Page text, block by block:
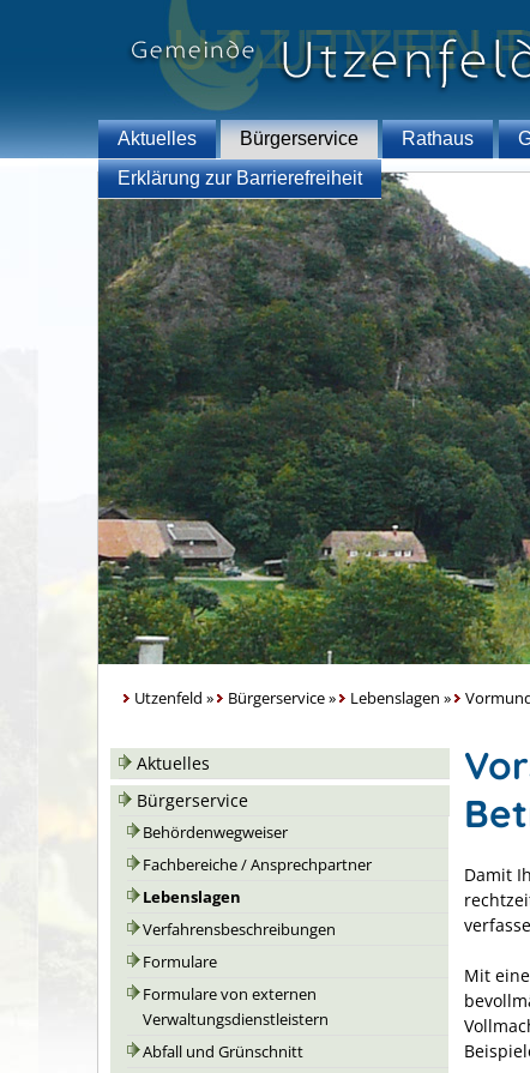
Aktuelles Bürgerservice Rathaus
Erklärung zur Barrierefreiheit
Utzenfeld » Bürgerservice» Lebenslagen »
Aktuelles
Bürgerservice
Behördenwegweiser
Fachbereiche / Ansprechpartner
Lebenslagen
Verfahrensbeschreibungen
Formulare
Formulare von externen
Verwaltungsdienstleistern
Abfall und Grünschnitt
Damit
Mit